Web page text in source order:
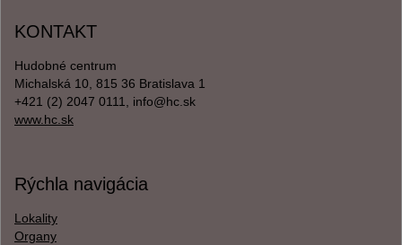
KONTAKT
Hudobné centrum
Michalská 10, 815 36 Bratislava 1
+421 (2) 2047 0111, info@hc.sk
www.hc.sk
Rýchla navigácia
Lokality
Organy